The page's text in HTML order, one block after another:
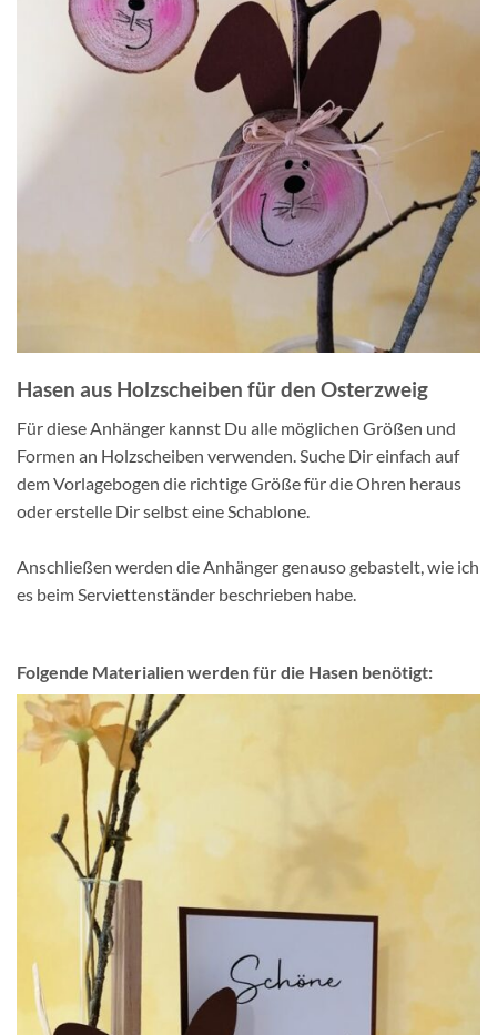
Hasen aus Holzscheiben für den Osterzweig
Für diese Anhänger kannst Du alle möglichen Größen und
Formen an Holzscheiben verwenden. Suche Dir einfach auf
dem Vorlagebogen die richtige Größe für die Ohren heraus
oder erstelle Dir selbst eine Schablone.
Anschließen werden die Anhänger genauso gebastelt, wie ich
es beim Serviettenständer beschrieben habe.
Folgende Materialien werden für die Hasen benötigt: